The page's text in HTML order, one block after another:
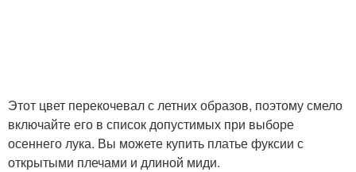
Этот цвет перекочевал с летних образов, поэтому смело
включайте его в список допустимых при выборе
осеннего лука. Вы можете купить платье фуксии с
открытыми плечами и длиной миди.